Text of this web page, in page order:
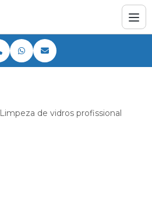
Limpeza de vidros profissional